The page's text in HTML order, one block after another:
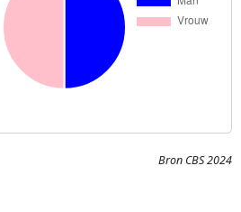
Bron CBS 2024